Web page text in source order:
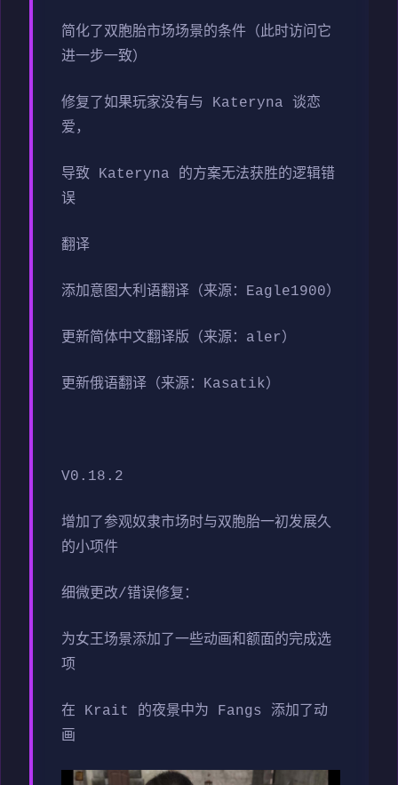
简化了双胞胎市场场景的条件（此时访问它
进一步一致）
修复了如果玩家没有与 Kateryna 谈恋
爱，
导致 Kateryna 的方案无法获胜的逻辑错
误
翻译
添加意图大利语翻译（来源：Eagle1900）
更新简体中文翻译版（来源：aler）
更新俄语翻译（来源：Kasatik）
V0.18.2
增加了参观奴隶市场时与双胞胎一初发展久
的小项件
细微更改/错误修复：
为女王场景添加了一些动画和额面的完成选
项
在 Krait 的夜景中为 Fangs 添加了动
画